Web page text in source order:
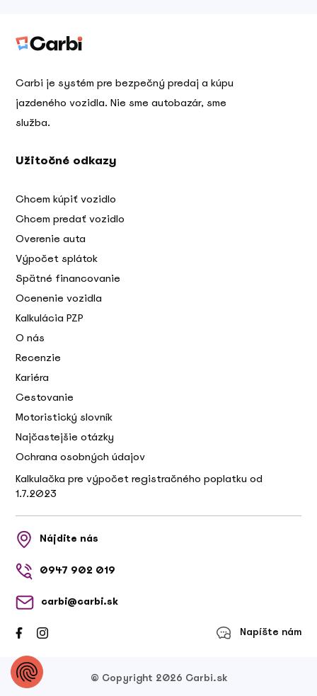
Carbi je systém pre bezpečný predaj a kúpu
jazdeného vozidla. Nie sme autobazár, sme
služba.
Užitočné odkazy
Chcem kúpiť vozidlo
Chcem predať vozidlo
Overenie auta
Výpočet splátok
Spätné financovanie
Ocenenie vozidla
Kalkulácia PZP
O nás
Recenzie
Kariéra
Cestovanie
Motoristický slovník
Najčastejšie otázky
Ochrana osobných údajov
Kalkulačka pre výpočet registračného poplatku od
1.7.2023
Nájdite nás
0947 902 019
carbi@carbi.sk
Napíšte nám
© Copyright 2026 Carbi.sk